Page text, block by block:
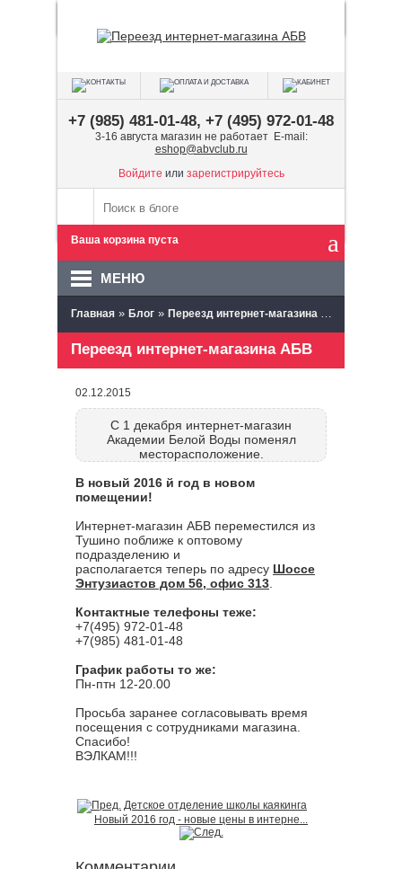
+7 (985) 481-01-48, +7 (495) 972-01-48
3-16 августа магазин не работает E-mail:
eshop@abvclub.ru
Войдите или зарегистрируйтесь
Ваша корзина пуста
МЕНЮ
Главная » Блог » Переезд интернет-магазина АБВ
Переезд интернет-магазина АБВ
02.12.2015
С 1 декабря интернет-магазин
Академии Белой Воды поменял
месторасположение.
В новый 2016 й год в новом
помещении!
Интернет-магазин АБВ переместился из
Тушино поближе к оптовому
подразделению и
располагается теперь по адресу Шоссе
Энтузиастов дом 56, офис 313
Контактные телефоны теже:
+7(495) 972-01-48
+7(985) 481-01-48
График работы то же:
Пн-птн 12-20.00
Просьба заранее согласовывать время
посещения с сотрудниками магазина.
Спасибо!
ВЭЛКАМ!!!
Детское отделение школы каякинга
Новый 2016 год - новые цены в интерне...